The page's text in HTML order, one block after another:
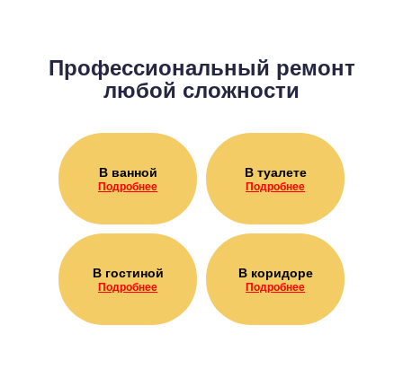
Профессиональный ремонт
любой сложности
В ванной
Подробнее
В туалете
Подробнее
В гостиной
Подробнее
В коридоре
Подробнее